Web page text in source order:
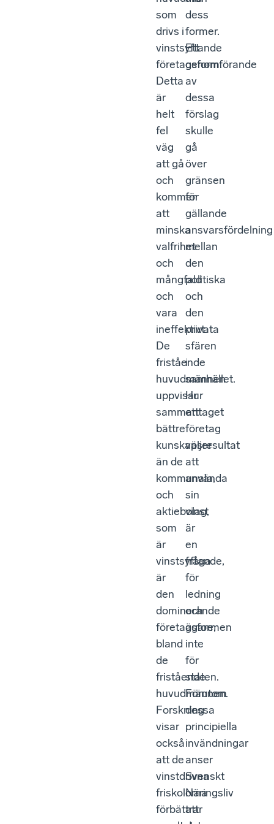
som
drivs i
vinstsyftande
företagsform.
Detta
är
helt
fel
väg
att gå
och
kommer
att
minska
valfrihet
och
mångfald
och
vara
ineffektivt.
De
fristående
huvudmännen
uppvisar
sammantaget
bättre
kunskapsresultat
än de
kommunala,
och
aktiebolag,
som
är
vinstsyftande,
är
den
dominerande
företagsformen
bland
de
fristående
huvudmännen.
Forskning
visar
också
att de
vinstdrivna
friskolorna
förbättrar
dess
former.
Ett
genomförande
av
dessa
förslag
skulle
gå
över
gränsen
för
gällande
ansvarsfördelning
mellan
den
politiska
och
den
privata
sfären
i
samhället.
Hur
ett
företag
väljer
att
använda
sin
vinst
är
en
fråga
för
ledning
och
ägare,
inte
för
staten.
Förutom
dessa
principiella
invändningar
anser
Svenskt
Näringsliv
att